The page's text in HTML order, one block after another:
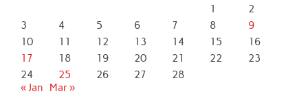
1
2
3
4 5 6 7 8
9
10
11 12 13 14 15
16
17
18 19 20 21 22
23
24
25 26 27
28
« Jan
Mar »